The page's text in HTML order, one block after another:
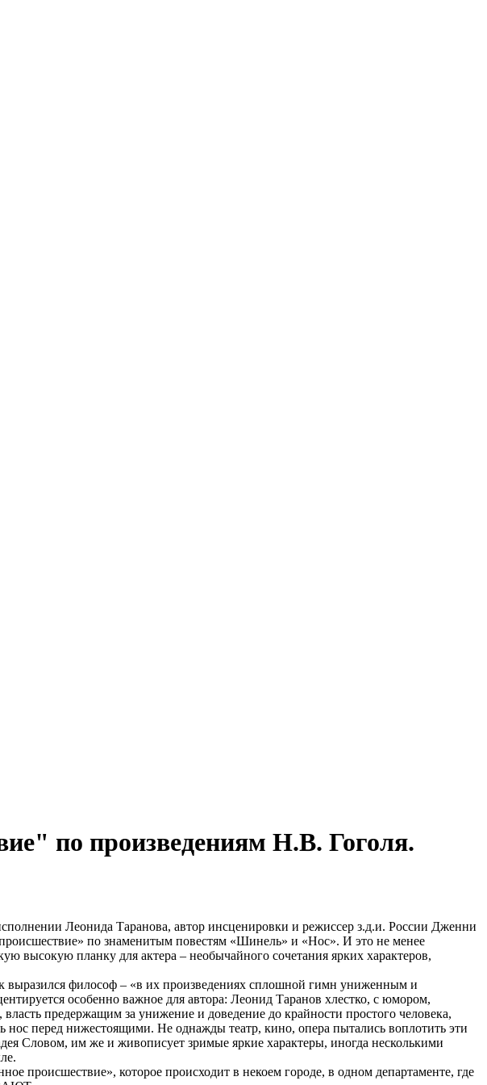
по произведениям Н.В. Гоголя.
Леонида Таранова, автор инсценировки и режиссер з.д.и. России Дженни
по знаменитым повестям «Шинель» и «Нос». И это не менее
высокую планку для актера – необычайного сочетания ярких характеров,
философ – «в их произведениях сплошной гимн униженным и
особенно важное для автора: Леонид Таранов хлестко, с юмором,
предержащим за унижение и доведение до крайности простого человека,
нос перед нижестоящими. Не однажды театр, кино, опера пытались воплотить эти
Словом, им же и живописует зримые яркие характеры, иногда несколькими
происшествие», которое происходит в некоем городе, в одном департаменте, где